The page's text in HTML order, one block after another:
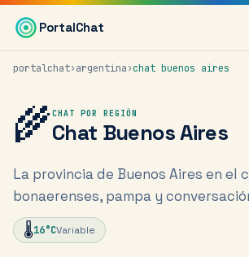
Saltar al contenido principal
PortalChat
portalchat›argentina›chat buenos aires
🌾 CHAT POR REGIÓN
Chat Buenos Aires
La provincia de Buenos Aires en el
bonaerenses, pampa y
🌡️16°CVariable